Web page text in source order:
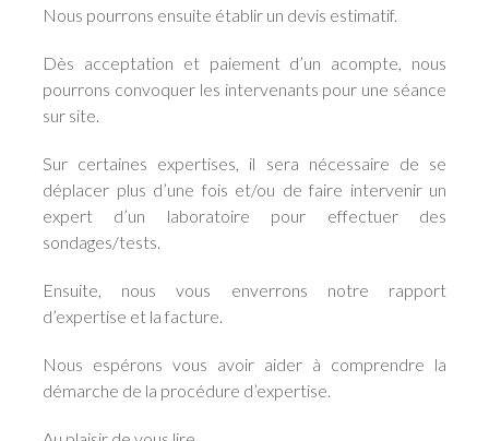
Nous pourrons ensuite établir un devis estimatif.
Dès acceptation et paiement d’un acompte, nous
pourrons convoquer les intervenants pour une séance
sur site.
Sur certaines expertises, il sera nécessaire de se
déplacer plus d’une fois et/ou de faire intervenir un
expert d’un laboratoire pour effectuer des
sondages/tests.
Ensuite, nous vous enverrons notre rapport
d’expertise et la facture.
Nous espérons vous avoir aider à comprendre la
démarche de la procédure d’expertise.